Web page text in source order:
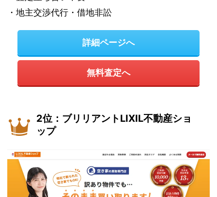
・地主交渉代行・借地非訟
詳細ページへ
無料査定へ
2位：ブリリアントLIXIL不動産ショ
ップ